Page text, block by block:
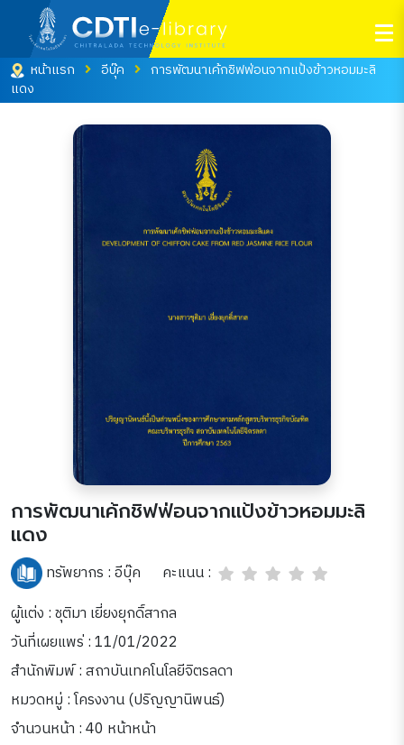
หน้าแรก อีบุ๊ค
การพัฒนาเค้กชิฟฟ่อนจากแป้งข้าวหอมมะลิ
แดง
การพัฒนาเค้กชิฟฟ่อนจากแป้งข้าวหอมมะลิ
แดง
ทรัพยากร :อีบุ๊ค
คะแนน :
ผู้แต่ง : ชุติมา เยี่ยงยุกดิ์สากล
วันที่เผยแพร่ : 11/01/2022
สำนักพิมพ์ : สถาบันเทคโนโลยีจิตรลดา
หมวดหมู่ :โครงงาน (ปริญญานิพนธ์)
จำนวนหน้า : 40 หน้าหน้า